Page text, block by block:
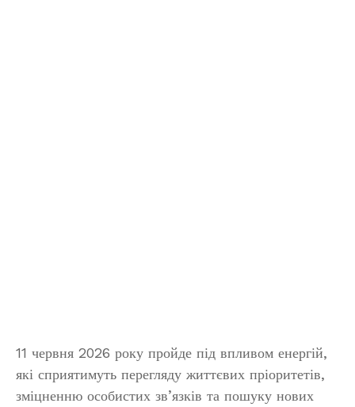
11 червня 2026 року пройде під впливом енергій,
які сприятимуть перегляду життєвих пріоритетів,
зміцненню особистих зв’язків та пошуку нових